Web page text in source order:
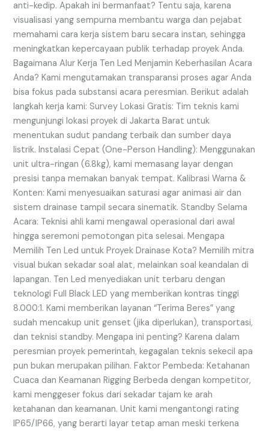
anti-kedip. Apakah ini bermanfaat? Tentu saja, karena
visualisasi yang sempurna membantu warga dan pejabat
memahami cara kerja sistem baru secara instan, sehingga
meningkatkan kepercayaan publik terhadap proyek Anda.
Bagaimana Alur Kerja Ten Led Menjamin Keberhasilan Acara
Anda? Kami mengutamakan transparansi proses agar Anda
bisa fokus pada substansi acara peresmian. Berikut adalah
langkah kerja kami: Survey Lokasi Gratis: Tim teknis kami
mengunjungi lokasi proyek di Jakarta Barat untuk
menentukan sudut pandang terbaik dan sumber daya
listrik. Instalasi Cepat (One-Person Handling): Menggunakan
unit ultra-ringan (6.8kg), kami memasang layar dengan
presisi tanpa memakan banyak tempat. Kalibrasi Warna &
Konten: Kami menyesuaikan saturasi agar animasi air dan
sistem drainase tampil secara sinematik. Standby Selama
Acara: Teknisi ahli kami mengawal operasional dari awal
hingga seremoni pemotongan pita selesai. Mengapa
Memilih Ten Led untuk Proyek Drainase Kota? Memilih mitra
visual bukan sekadar soal alat, melainkan soal keandalan di
lapangan. Ten Led menyediakan unit terbaru dengan
teknologi Full Black LED yang memberikan kontras tinggi
8.000:1. Kami memberikan layanan “Terima Beres” yang
sudah mencakup unit genset (jika diperlukan), transportasi,
dan teknisi standby. Mengapa ini penting? Karena dalam
peresmian proyek pemerintah, kegagalan teknis sekecil apa
pun bukan merupakan pilihan. Faktor Pembeda: Ketahanan
Cuaca dan Keamanan Rigging Berbeda dengan kompetitor,
kami menggeser fokus dari sekadar tajam ke arah
ketahanan dan keamanan. Unit kami mengantongi rating
IP65/IP66, yang berarti layar tetap aman meski terkena